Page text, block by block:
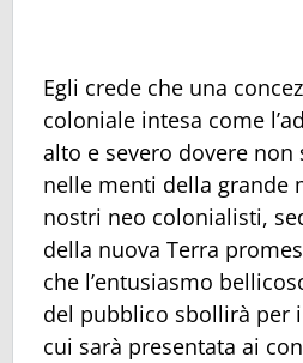
Egli crede che una
coloniale intesa come
alto e severo dovere
nelle menti della grande
nostri neo colonialisti,
della nuova Terra
che l’entusiasmo
del pubblico sbollirà per
cui sarà presentata ai